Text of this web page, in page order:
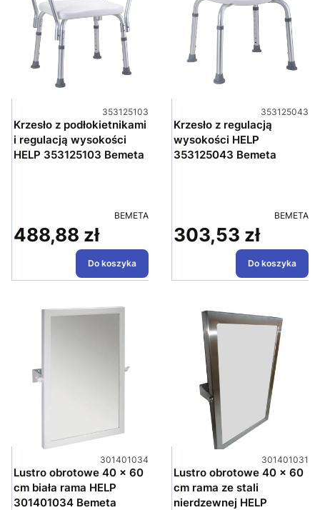
Kod produktu
353125103
Krzesło z podłokietnikami
i regulacją wysokości
HELP 353125103 Bemeta
PRODUCENT
BEMETA
Cena
488,88 zł
Do koszyka
Kod produktu
353125043
Krzesło z regulacją
wysokości HELP
353125043 Bemeta
BEMETA
Cena
303,53 zł
Do koszyka
Kod produktu
301401034
Lustro obrotowe 40 x 60
cm biała rama HELP
301401034 Bemeta
Kod produktu
301401031
Lustro obrotowe 40 x 60
cm rama ze stali
nierdzewnej HELP